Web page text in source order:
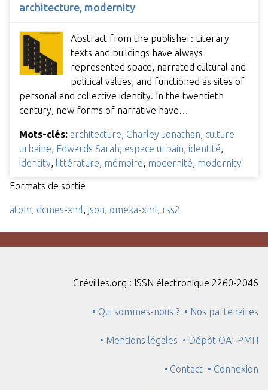
architecture, modernity
Abstract from the publisher: Literary
texts and buildings have always
represented space, narrated cultural and
political values, and functioned as sites of
personal and collective identity. In the twentieth
century, new forms of narrative have…
Mots-clés: architecture Charley Jonathan culture
urbaine Edwards Sarah espace urbain identité
identity
littérature mémoire modernité modernity
Formats de sortie
atom dcmes-xml json omeka-xml rss2
Crévilles.org : ISSN électronique 2260-2046
• Qui sommes-nous ? • Nos partenaires
• Mentions légales • Dépôt OAI-PMH
• Contact • Connexion